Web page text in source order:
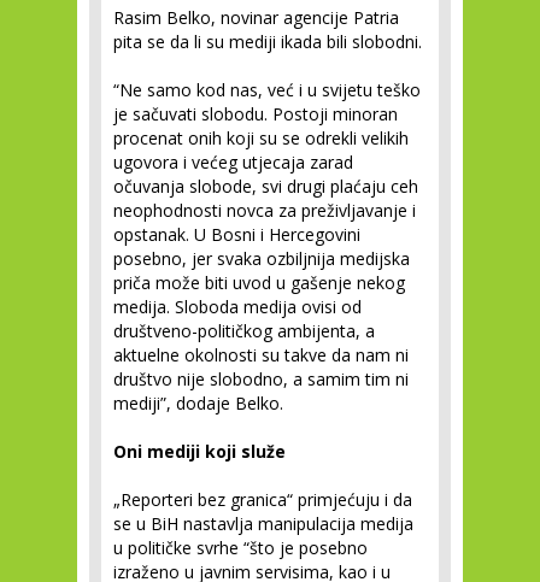
Rasim Belko, novinar agencije Patria
pita se da li su mediji ikada bili slobodni.
“Ne samo kod nas, već i u svijetu teško
je sačuvati slobodu. Postoji minoran
procenat onih koji su se odrekli velikih
ugovora i većeg utjecaja zarad
očuvanja slobode, svi drugi plaćaju ceh
neophodnosti novca za preživljavanje i
opstanak. U Bosni i Hercegovini
posebno, jer svaka ozbiljnija medijska
priča može biti uvod u gašenje nekog
medija. Sloboda medija ovisi od
društveno-političkog ambijenta, a
aktuelne okolnosti su takve da nam ni
društvo nije slobodno, a samim tim ni
mediji”, dodaje Belko.
Oni mediji koji služe
„Reporteri bez granica“ primjećuju i da
se u BiH nastavlja manipulacija medija
u političke svrhe “što je posebno
izraženo u javnim servisima, kao i u